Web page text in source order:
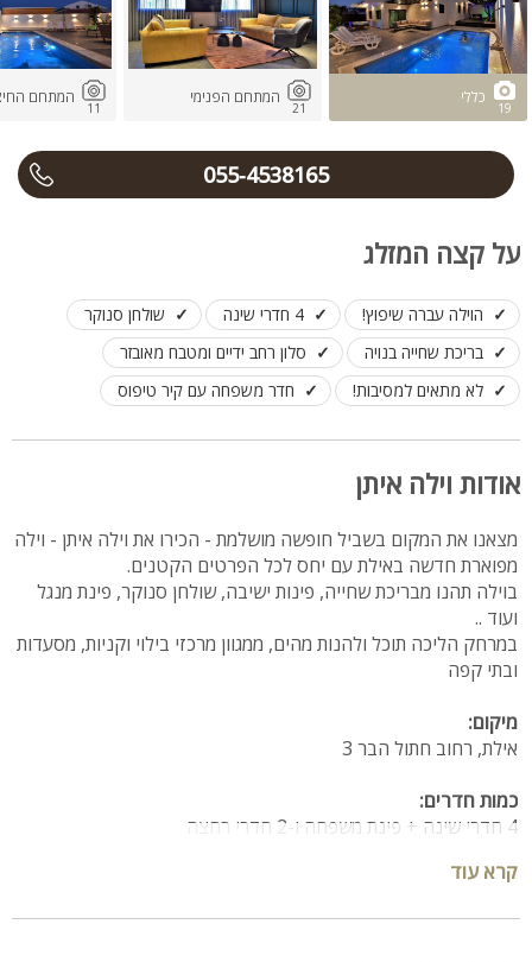
19
כללי
21
המתחם הפנימי
11
המתחם
055-4538165
על קצה המזלג
הוילה עברה שיפוץ! 4 חדרי שינה
שולחן סנוקר
בריכת שחייה בנויה
סלון רחב ידיים ומטבח מאובזר
לא מתאים למסיבות!
חדר משפחה עם קיר טיפוס
אודות וילה איתן
מצאנו את המקום בשביל חופשה מושלמת - הכירו את וילה איתן - וילה
מפוארת חדשה באילת עם יחס לכל הפרטים הקטנים.
בוילה תהנו מבריכת שחייה, פינות ישיבה, שולחן סנוקר, פינת מנגל
ועוד ..
במרחק הליכה תוכל ולהנות מהים, ממגוון מרכזי בילוי וקניות, מסעדות
ובתי קפה
מיקום:
אילת, רחוב חתול הבר 3
כמות חדרים:
4 חדרי שינה + פינת משפחה ו-2 חדרי רחצה
תכולת הוילה:
קרא עוד